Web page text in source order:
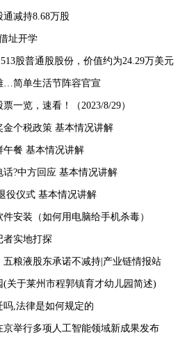
通减持8.68万股
址开学
股普通股股份，价值约为24.29万美元
…简单生活节阵容官宣
一览，速看！（2023/8/29）
个税政策 基本情况讲解
午餐 基本情况讲解
?中方回应 基本情况讲解
役仪式 基本情况讲解
安装（如何用电脑给手机杀毒）
者实地打探
粮液股东承诺不减持|产业链情报站
关于莱州市程郭镇育才幼儿园简述)
,法律是如何规定的
举行多项人工智能领域新成果发布